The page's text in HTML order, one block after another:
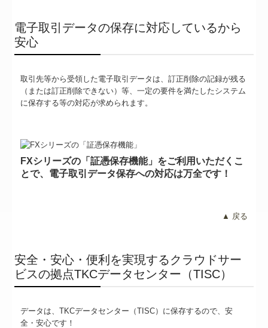
電子取引データの保存に対応しているから
安心
取引先等から受領した電子取引データは、訂正削除の記録が残る
（または訂正削除できない）等、一定の要件を満たしたシステム
に保存する等の対応が求められます。
FXシリーズの「証憑保存機能」をご利用いただくこ
とで、電子取引データ保存への対応は万全です！
▲ 戻る
安全・安心・便利を実現するクラウドサー
ビスの拠点TKCデータセンター（TISC）
データは、TKCデータセンター（TISC）に保存するので、安
全・安心です！